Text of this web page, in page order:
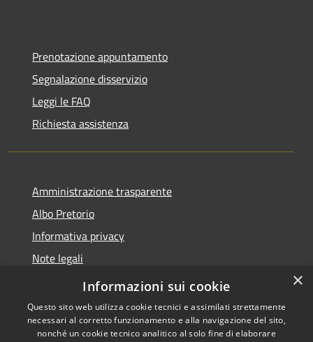
Prenotazione appuntamento
Segnalazione disservizio
Leggi le FAQ
Richiesta assistenza
Amministrazione trasparente
Albo Pretorio
Informativa privacy
Note legali
Dichiarazione di accessibilità
×
Informazioni sui cookie
Questo sito web utilizza cookie tecnici e assimilati strettamente
necessari al corretto funzionamento e alla navigazione del sito,
nonché un cookie tecnico analitico al solo fine di elaborare